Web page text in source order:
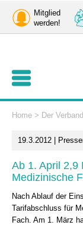
Mitglied
werden!
Home > Der Verband
19.3.2012 |
Ab 1. April 2,9
Medizinische
Nach Ablauf der
Tarifabschluss für
Fach. Am 1. März